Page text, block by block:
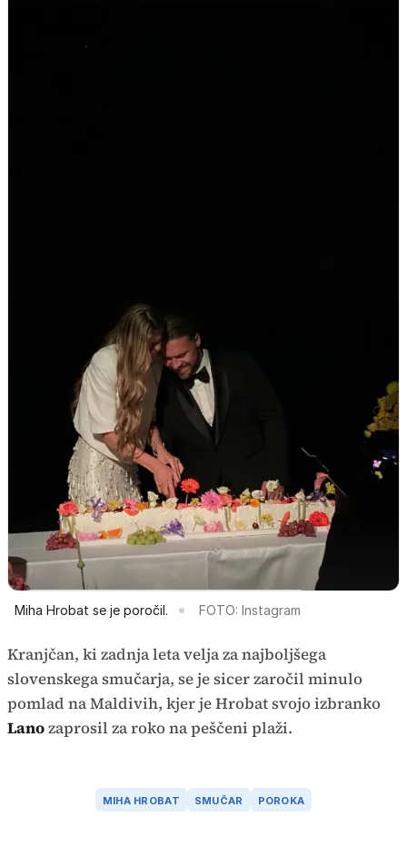
Miha Hrobat se je poročil. FOTO: Instagram
Kranjčan, ki zadnja leta velja za najboljšega
slovenskega smučarja, se je sicer zaročil minulo
pomlad na Maldivih, kjer je Hrobat svojo izbranko
Lanozaprosil za roko na peščeni plaži.
MIHA HROBAT SMUČAR POROKA